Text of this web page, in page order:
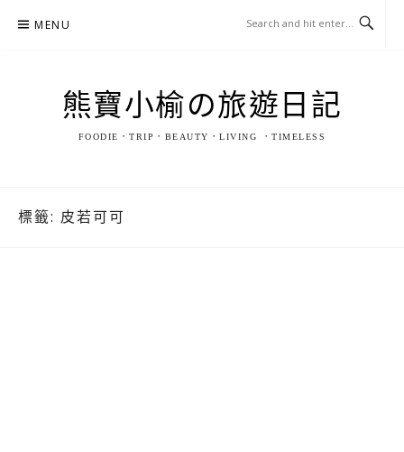
MENU
熊寶小榆の旅遊日記
FOODIE．TRIP．BEAUTY．LIVING ．TIMELESS
標籤: 皮若可可